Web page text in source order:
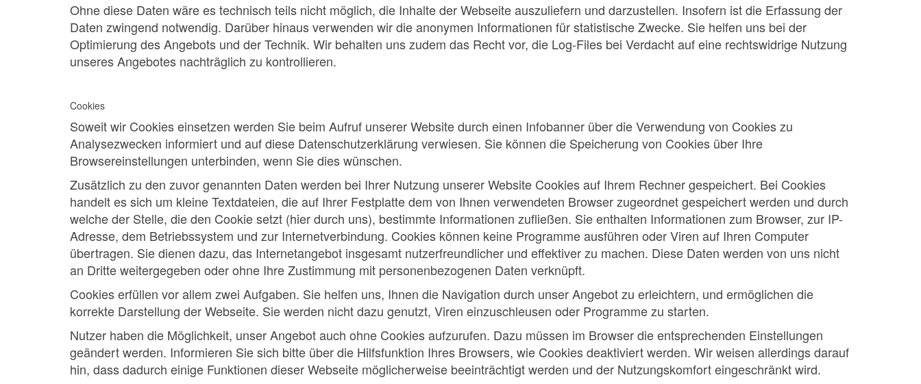
Ohne diese Daten wäre es technisch teils nicht möglich, die Inhalte der Webseite auszuliefern und darzustellen. Insofern ist die Erfassung der
Daten zwingend notwendig. Darüber hinaus verwenden wir die anonymen Informationen für statistische Zwecke. Sie helfen uns bei der
Optimierung des Angebots und der Technik. Wir behalten uns zudem das Recht vor, die Log-Files bei Verdacht auf eine rechtswidrige Nutzung
unseres Angebotes nachträglich zu kontrollieren.
Cookies
Soweit wir Cookies einsetzen werden Sie beim Aufruf unserer Website durch einen Infobanner über die Verwendung von Cookies zu
Analysezwecken informiert und auf diese Datenschutzerklärung verwiesen. Sie können die Speicherung von Cookies über Ihre
Browsereinstellungen unterbinden, wenn Sie dies wünschen.
Zusätzlich zu den zuvor genannten Daten werden bei Ihrer Nutzung unserer Website Cookies auf Ihrem Rechner gespeichert. Bei Cookies
handelt es sich um kleine Textdateien, die auf Ihrer Festplatte dem von Ihnen verwendeten Browser zugeordnet gespeichert werden und durch
welche der Stelle, die den Cookie setzt (hier durch uns), bestimmte Informationen zufließen. Sie enthalten Informationen zum Browser, zur IP-
Adresse, dem Betriebssystem und zur Internetverbindung. Cookies können keine Programme ausführen oder Viren auf Ihren Computer
übertragen. Sie dienen dazu, das Internetangebot insgesamt nutzerfreundlicher und effektiver zu machen. Diese Daten werden von uns nicht
an Dritte weitergegeben oder ohne Ihre Zustimmung mit personenbezogenen Daten verknüpft.
Cookies erfüllen vor allem zwei Aufgaben. Sie helfen uns, Ihnen die Navigation durch unser Angebot zu erleichtern, und ermöglichen die
korrekte Darstellung der Webseite. Sie werden nicht dazu genutzt, Viren einzuschleusen oder Programme zu starten.
Nutzer haben die Möglichkeit, unser Angebot auch ohne Cookies aufzurufen. Dazu müssen im Browser die entsprechenden Einstellungen
geändert werden. Informieren Sie sich bitte über die Hilfsfunktion Ihres Browsers, wie Cookies deaktiviert werden. Wir weisen allerdings darauf
hin, dass dadurch einige Funktionen dieser Webseite möglicherweise beeinträchtigt werden und der Nutzungskomfort eingeschränkt wird.